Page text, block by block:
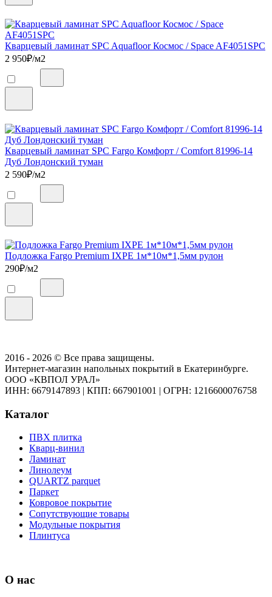
Кварцевый ламинат SPC Aquafloor Космос / Space AF4051SPC
2 950₽/м2
Кварцевый ламинат SPC Fargo Комфорт / Comfort 81996-14
Дуб Лондонский туман
2 590₽/м2
Подложка Fargo Premium IXPE 1м*10м*1,5мм рулон
290₽/м2
2016 - 2026 © Все права защищены.
Интернет-магазин напольных покрытий в Екатеринбурге.
ООО «КВПОЛ УРАЛ»
ИНН: 6679147893 | КПП: 667901001 | ОГРН: 1216600076758
Каталог
ПВХ плитка
Кварц-винил
Ламинат
Линолеум
QUARTZ parquet
Паркет
Ковровое покрытие
Сопутствующие товары
Модульные покрытия
Плинтуса
О нас